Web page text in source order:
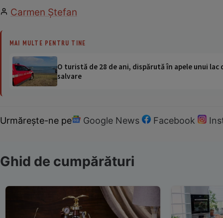
Carmen Ştefan
MAI MULTE PENTRU TINE
O turistă de 28 de ani, dispărută în apele unui
salvare
Urmărește-ne pe Google News Facebook
Ghid de cumpărături